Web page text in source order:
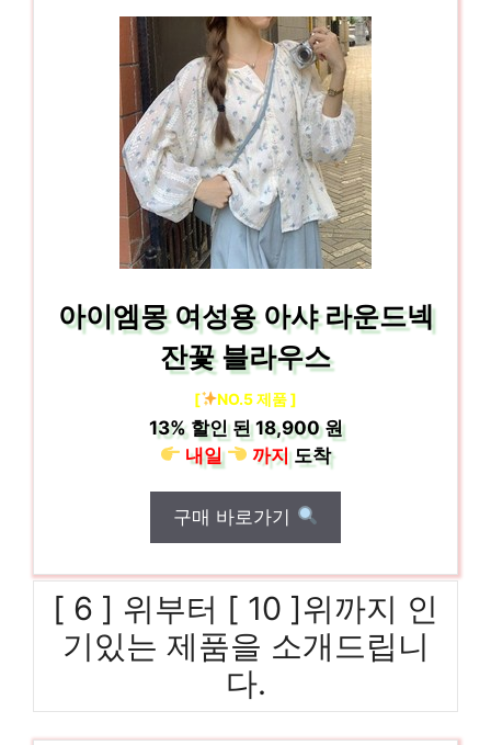
아이엠몽 여성용 아샤 라운드넥
잔꽃 블라우스
[ NO.5 제품 ]
13%할인 된18,900 원
내일
까지도착
구매 바로가기
[ 6 ] 위부터 [ 10 ]위까지 인
기있는 제품을 소개드립니
다.